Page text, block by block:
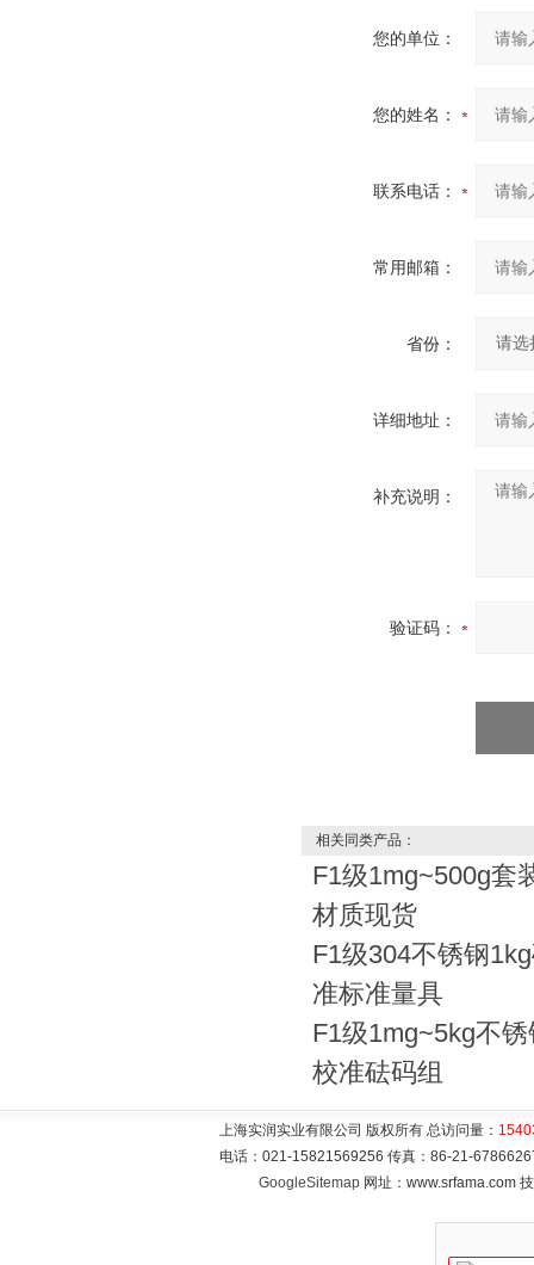
您的单位：
您的姓名：
联系电话：
常用邮箱：
省份：
详细地址：
补充说明：
验证码：
相关同类产品：
F1级1mg~500g套
材质现货
F1级304不锈钢
准标准量具
F1级1mg~5kg不
校准砝码组
上海实润实业有限公司 版权所有 总访问量：
电话：021-15821569256 传真：86-21-
GoogleSitemap网址：www.srfama.com